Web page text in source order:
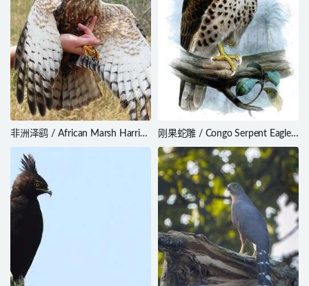
非洲泽鹞 / African Marsh Harrier
/ Circus ranivorus
刚果蛇雕 / Congo Serpent Eagle /
Circaetus spectabilis